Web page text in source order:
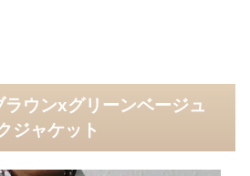
ウンxグリーンベージュ
ジャケット